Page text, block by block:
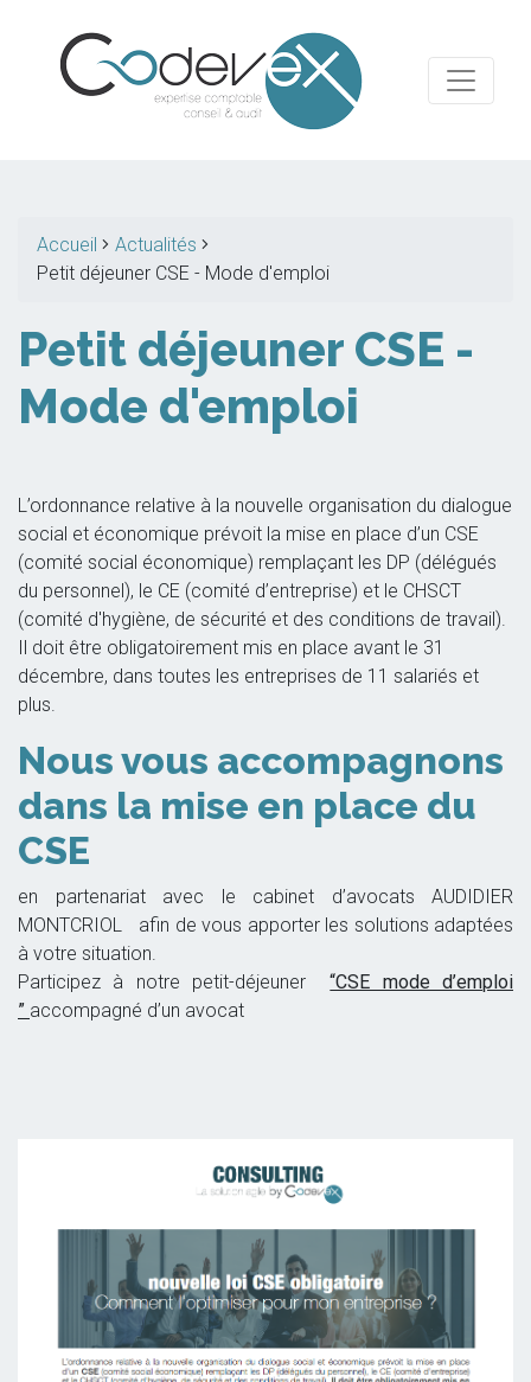
Accueil
Actualités
Petit déjeuner CSE - Mode d'emploi
Petit déjeuner CSE -
Mode d'emploi
L’ordonnance relative à la nouvelle organisation du dialogue
social et économique prévoit la mise en place d’un CSE
(comité social économique) remplaçant les DP (délégués
du personnel), le CE (comité d’entreprise) et le CHSCT
(comité d'hygiène, de sécurité et des conditions de travail).
Il doit être obligatoirement mis en place avant le 31
décembre, dans toutes les entreprises de 11 salariés et
plus.
Nous vous accompagnons
dans la mise en place du
CSE
en partenariat avec le cabinet d’avocats AUDIDIER
MONTCRIOL afin de vous apporter les solutions adaptées
à votre situation.
Participez à notre petit-déjeuner“CSE mode d’emploi
” accompagné d’un avocat